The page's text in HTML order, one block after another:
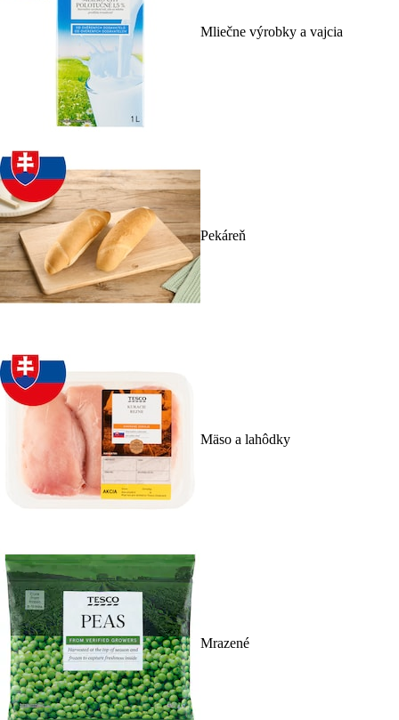
Mliečne výrobky a vajcia
Pekáreň
Mäso a lahôdky
Mrazené